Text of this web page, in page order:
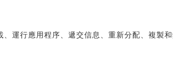
運行應用程序、遞交信息、重新分配、複製和